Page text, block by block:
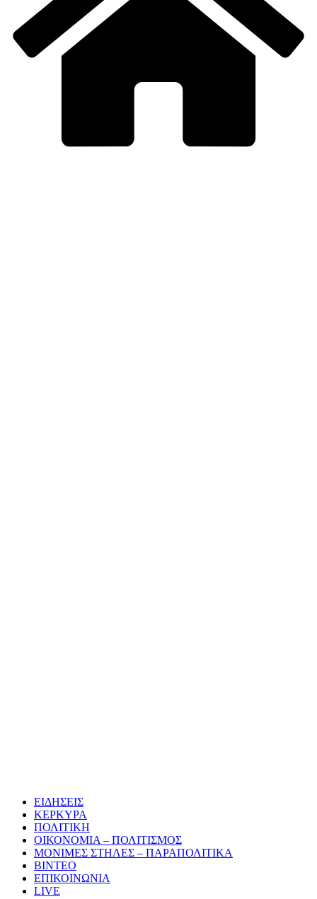
ΕΙΔΗΣΕΙΣ
ΚΕΡΚΥΡΑ
ΠΟΛΙΤΙΚΗ
ΟΙΚΟΝΟΜΙΑ – ΠΟΛΙΤΙΣΜΟΣ
ΜΟΝΙΜΕΣ ΣΤΗΛΕΣ – ΠΑΡΑΠΟΛΙΤΙΚΑ
ΒΙΝΤΕΟ
ΕΠΙΚΟΙΝΩΝΙΑ
LIVE